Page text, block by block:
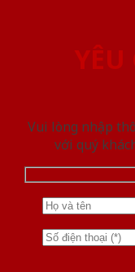
Vui lòng nhập
với quý